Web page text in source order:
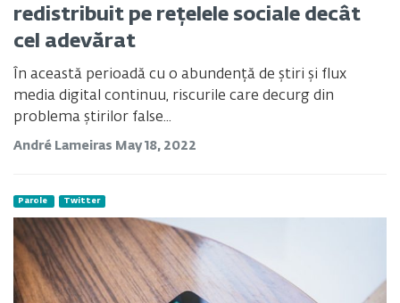
redistribuit pe rețelele sociale decât
cel adevărat
În această perioadă cu o abundență de știri și flux
media digital continuu, riscurile care decurg din
problema știrilor false...
André Lameiras May 18, 2022
Parole Twitter